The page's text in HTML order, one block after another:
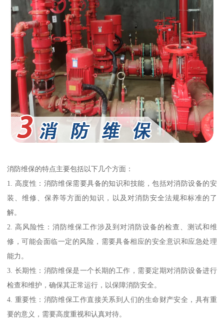
消防维保的特点主要包括以下几个方面：
1. 高度性：消防维保需要具备的知识和技能，包括对消防设备的安
装、维修、保养等方面的知识，以及对消防安全法规和标准的了
解。
2. 高风险性：消防维保工作涉及到对消防设备的检查、测试和维
修，可能会面临一定的风险，需要具备相应的安全意识和应急处理
能力。
3. 长期性：消防维保是一个长期的工作，需要定期对消防设备进行
检查和维护，确保其正常运行，以保障消防安全。
4. 重要性：消防维保工作直接关系到人们的生命财产安全，具有重
要的意义，需要高度重视和认真对待。